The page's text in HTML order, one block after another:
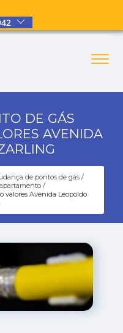
DE GÁS
AVENIDA
de pontos de gás
valores Avenida Leopoldo